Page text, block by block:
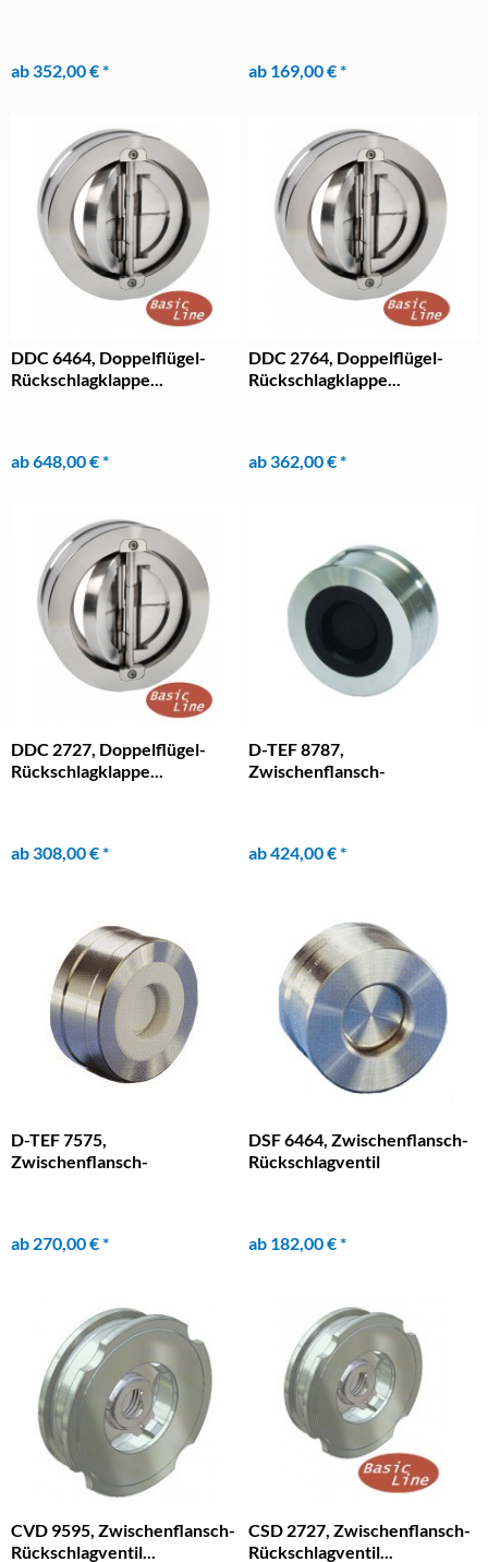
ab 352,00 € * ab 169,00 € *
DDC 6464, Doppelflügel-
Rückschlagklappe...
ab 648,00 € *
DDC 2764, Doppelflügel-
Rückschlagklappe...
ab 362,00 € *
DDC 2727, Doppelflügel-
Rückschlagklappe...
ab 308,00 € *
D-TEF 8787,
Zwischenflansch-
ab 424,00 € *
D-TEF 7575,
Zwischenflansch-
ab 270,00 € *
DSF 6464, Zwischenflansch-
Rückschlagventil
ab 182,00 € *
CVD 9595, Zwischenflansch-
Rückschlagventil...
CSD 2727, Zwischenflansch-
Rückschlagventil...